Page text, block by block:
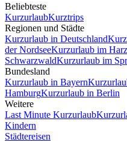
Beliebteste
KurzurlaubKurztrips
Regionen und Städte
Kurzurlaub in Deutschland
der NordseeKurzurlaub im Harz
SchwarzwaldKurzurlaub im
Bundesland
Kurzurlaub in Bayern
HamburgKurzurlaub in Berlin
Weitere
Last Minute Kurzurlaub
Kindern
Städtereisen